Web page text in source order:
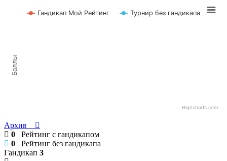
Баллы
Гандикап Мой Рейтинг Турнир без гандикапа
Highcharts.com
Архив
0 Рейтинг с гандикапом
0 Рейтинг без гандикапа
Гандикап 3